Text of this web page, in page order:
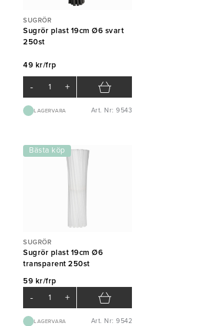
SUGRÖR
Sugrör plast 19cm Ø6 svart
250st
49 kr/frp
- +
LAGERVARA Art. Nr: 9543
Bästa köp
SUGRÖR
Sugrör plast 19cm Ø6
transparent 250st
59 kr/frp
- +
LAGERVARA Art. Nr: 9542